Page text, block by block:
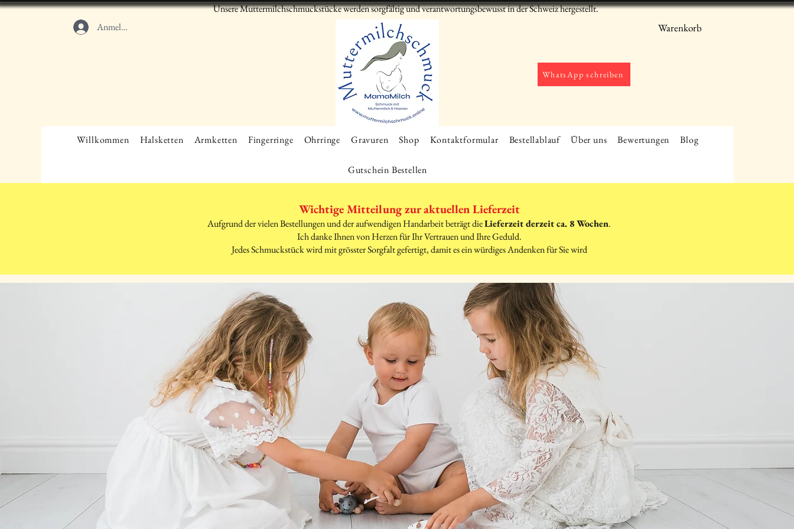
Unsere Muttermilchschmuckstücke werden sorgfältig und verantwortungsbewusst in der Schweiz hergestellt.
Anmelden
Warenkorb
WhatsApp schreiben
Willkommen Halsketten Armketten Fingerringe Ohrringe Gravuren Shop Kontaktformular Bestellablauf Über uns Bewertungen Blog
Gutschein Bestellen
Wichtige Mitteilung zur aktuellen Lieferzeit
Aufgrund der vielen Bestellungen und der aufwendigen Handarbeit beträgt dieLieferzeit derzeit ca. 8 Wochen.
Ich danke Ihnen von Herzen für Ihr Vertrauen und Ihre Geduld.
Jedes Schmuckstück wird mit grösster Sorgfalt gefertigt, damit es ein würdiges Andenken für Sie wird